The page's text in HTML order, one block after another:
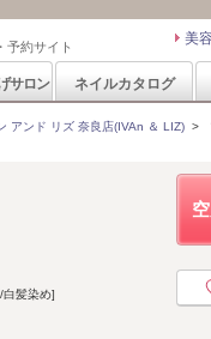
予約サイト 美
サロン ネイルカタログ
アンド リズ 奈良店(IVAn ＆ LIZ) >
髪染め]